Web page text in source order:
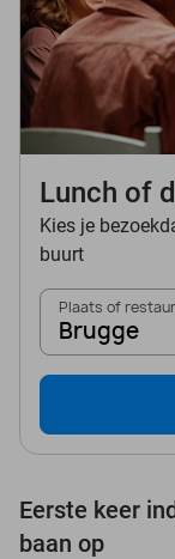
Lunch of
Kies je
buurt
Plaats of
Brugge
Eerste keer
baan op